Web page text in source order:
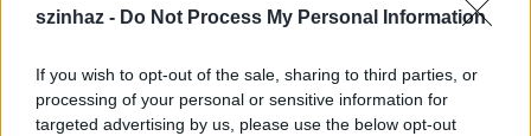
szinhaz - Do Not Process My Personal Information
If you wish to opt-out of the sale, sharing to third parties, or
processing of your personal or sensitive information for
targeted advertising by us, please use the below opt-out
A kettő között többnyire amatőr társulatoké a terep,
Szabadidő Színház is megfordul Kapolcson egy vagy
több előadással. A társulatokatRegős János, a
felnőtt amatőr színtársulatokat tömörítő Magyar